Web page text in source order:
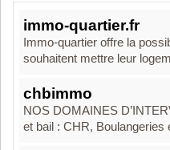
immo-quartier.fr
Immo-quartier offre la
souhaitent mettre leur
chbimmo
NOS DOMAINES
et bail : CHR,